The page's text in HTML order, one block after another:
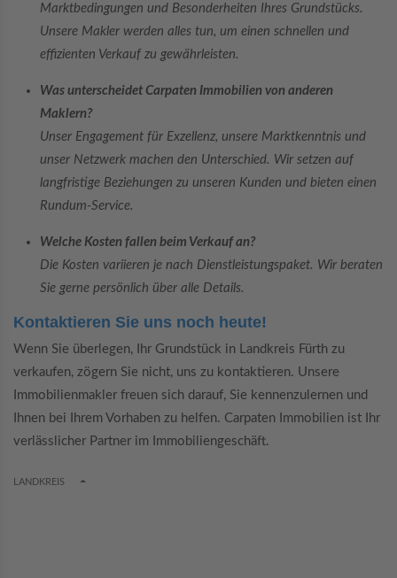
Marktbedingungen und Besonderheiten Ihres Grundstücks.
Unsere Makler werden alles tun, um einen schnellen und
effizienten Verkauf zu gewährleisten.
Was unterscheidet Carpaten Immobilien von anderen
Maklern?
Unser Engagement für Exzellenz, unsere Marktkenntnis und
unser Netzwerk machen den Unterschied. Wir setzen auf
langfristige Beziehungen zu unseren Kunden und bieten einen
Rundum-Service.
Welche Kosten fallen beim Verkauf an?
Die Kosten variieren je nach Dienstleistungspaket. Wir beraten
Sie gerne persönlich über alle Details.
Kontaktieren Sie uns noch heute!
Wenn Sie überlegen, Ihr Grundstück in Landkreis Fürth zu
verkaufen, zögern Sie nicht, uns zu kontaktieren. Unsere
Immobilienmakler freuen sich darauf, Sie kennenzulernen und
Ihnen bei Ihrem Vorhaben zu helfen. Carpaten Immobilien ist Ihr
verlässlicher Partner im Immobiliengeschäft.
LANDKREIS TOGGLE DROPDOWN